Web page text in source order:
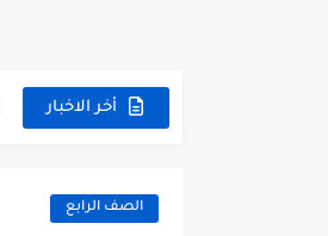
أخر الاخبار
الصف الرابع